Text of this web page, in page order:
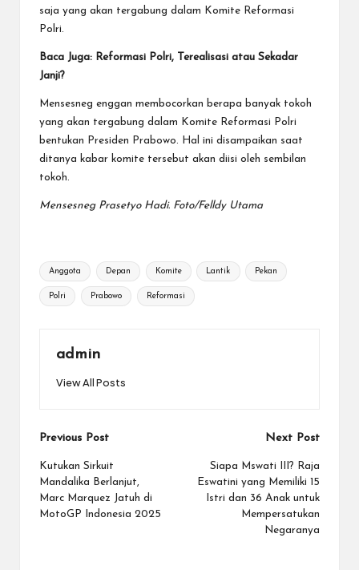
saja yang akan tergabung dalam Komite Reformasi
Polri.
Baca Juga: Reformasi Polri, Terealisasi atau Sekadar
Janji?
Mensesneg enggan membocorkan berapa banyak tokoh
yang akan tergabung dalam Komite Reformasi Polri
bentukan Presiden Prabowo. Hal ini disampaikan saat
ditanya kabar komite tersebut akan diisi oleh sembilan
tokoh.
Mensesneg Prasetyo Hadi. Foto/Felldy Utama
Tags:
Anggota Depan Komite Lantik Pekan
Polri Prabowo Reformasi
admin
View All Posts
Post
navigation
Previous Post
Kutukan Sirkuit
Mandalika Berlanjut,
Marc Marquez Jatuh di
MotoGP Indonesia 2025
Next Post
Siapa Mswati III? Raja
Eswatini yang Memiliki 15
Istri dan 36 Anak untuk
Mempersatukan
Negaranya